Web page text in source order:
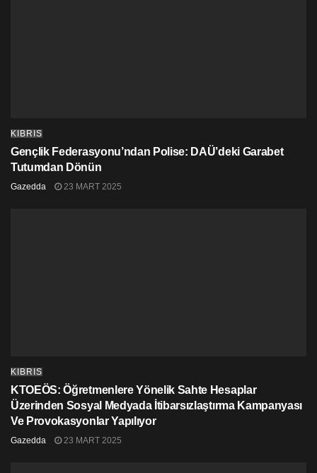
KIBRIS
Gençlik Federasyonu’ndan Polise: DAÜ’deki Garabet
Tutumdan Dönün
Gazedda 23 MART 2025
KIBRIS
KTOEÖS: Öğretmenlere Yönelik Sahte Hesaplar
Üzerinden Sosyal Medyada İtibarsızlaştırma Kampanyası
Ve Provokasyonlar Yapılıyor
Gazedda 23 MART 2025